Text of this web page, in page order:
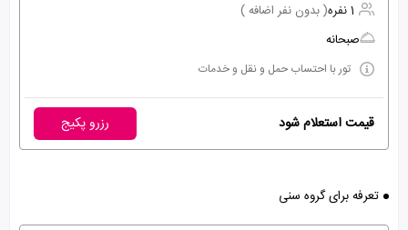
1 نفره
( بدون نفر اضافه )
صبحانه
تور با احتساب حمل و نقل و خدمات
قیمت استعلام شود رزرو پکیج
تعرفه برای گروه سنی